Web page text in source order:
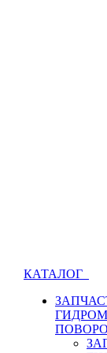
КАТАЛОГ